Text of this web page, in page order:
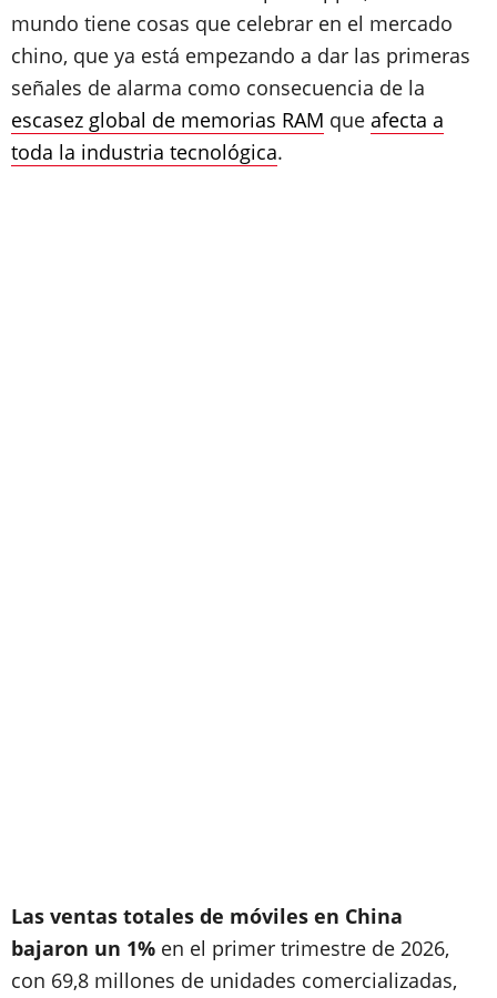
mundo tiene cosas que celebrar en el mercado
chino, que ya está empezando a dar las primeras
señales de alarma como consecuencia de la
escasez global de memorias RAM que afecta a
toda la industria tecnológica.
Las ventas totales de móviles en China
bajaron un 1% en el primer trimestre de 2026,
con 69,8 millones de unidades comercializadas,